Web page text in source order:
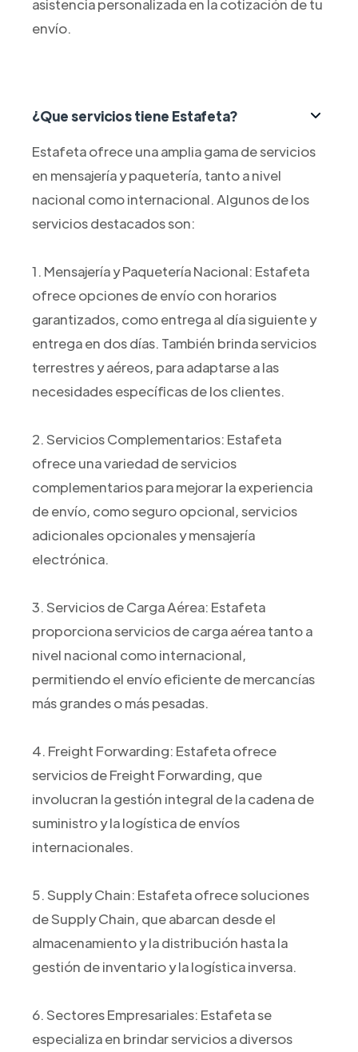
asistencia personalizada en la cotización de tu
envío.
¿Que servicios tiene Estafeta?
Estafeta ofrece una amplia gama de servicios
en mensajería y paquetería, tanto a nivel
nacional como internacional. Algunos de los
servicios destacados son:
1. Mensajería y Paquetería Nacional: Estafeta
ofrece opciones de envío con horarios
garantizados, como entrega al día siguiente y
entrega en dos días. También brinda servicios
terrestres y aéreos, para adaptarse a las
necesidades específicas de los clientes.
2. Servicios Complementarios: Estafeta
ofrece una variedad de servicios
complementarios para mejorar la experiencia
de envío, como seguro opcional, servicios
adicionales opcionales y mensajería
electrónica.
3. Servicios de Carga Aérea: Estafeta
proporciona servicios de carga aérea tanto a
nivel nacional como internacional,
permitiendo el envío eficiente de mercancías
más grandes o más pesadas.
4. Freight Forwarding: Estafeta ofrece
servicios de Freight Forwarding, que
involucran la gestión integral de la cadena de
suministro y la logística de envíos
internacionales.
5. Supply Chain: Estafeta ofrece soluciones
de Supply Chain, que abarcan desde el
almacenamiento y la distribución hasta la
gestión de inventario y la logística inversa.
6. Sectores Empresariales: Estafeta se
especializa en brindar servicios a diversos